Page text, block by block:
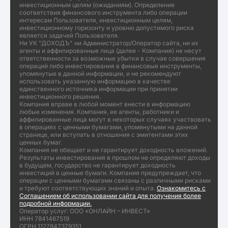
инвестиционным целям (ожиданиям). Определение
соответствия финансового инструмента либо операции
интересам Пользователя, инвестиционным целям,
инвестиционному горизонту и уровню допустимого риска
является задачей Пользователя.
Ни УК "ДОХОДЪ" ни Администратор/Оператор сайта, ни их
агенты и аффилированные лица (далее - Компания) не несут
ответственности за возможные убытки в случае совершения
операций либо инвестирования в финансовые инструменты,
упомянутые в данной информации, и не рекомендуют
использовать указанную информацию в качестве
единственного источника информации при принятии
инвестиционного решения.
Компания вправе в любой момент внести в информацию
любые изменения. Компания, ее агенты, работники и
аффилированные лица могут в некоторых случаях участвовать
в операциях с ценными бумагами, упомянутыми на данной
странице, или вступать в отношения с эмитентами этих
ценных бумаг.
Компания не обещает и не гарантирует доходность вложений.
Результаты инвестирования в прошлом не определяют доходы
в будущем, государство не гарантирует доходность
инвестиций в ценные бумаги. Компания предупреждает, что
операции с ценными бумагами связаны с различными рисками
и требуют соответствующих знаний и опыта. Ознакомитесь с
Соглашением об использовании сайта для получения более
подробной информации.
Оператор услуг: ООО «ОНЛАЙН – ИНВЕСТ»
ИНН 7841467519
ОГРН 1127847379351